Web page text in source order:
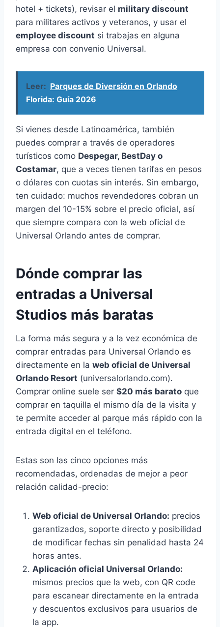
hotel + tickets), revisar el military discount
para militares activos y veteranos, y usar el
employee discount si trabajas en alguna
empresa con convenio Universal.
Leer: Parques de Diversión en Orlando
Florida: Guía 2026
Si vienes desde Latinoamérica, también
puedes comprar a través de operadores
turísticos como Despegar, BestDay o
Costamar, que a veces tienen tarifas en pesos
o dólares con cuotas sin interés. Sin embargo,
ten cuidado: muchos revendedores cobran un
margen del 10-15% sobre el precio oficial, así
que siempre compara con la web oficial de
Universal Orlando antes de comprar.
Dónde comprar las
entradas a Universal
Studios más baratas
La forma más segura y a la vez económica de
comprar entradas para Universal Orlando es
directamente en la web oficial de Universal
Orlando Resort (universalorlando.com).
Comprar online suele ser $20 más barato que
comprar en taquilla el mismo día de la visita y
te permite acceder al parque más rápido con la
entrada digital en el teléfono.
Estas son las cinco opciones más
recomendadas, ordenadas de mejor a peor
relación calidad-precio:
Web oficial de Universal Orlando: precios
garantizados, soporte directo y posibilidad
de modificar fechas sin penalidad hasta 24
horas antes.
Aplicación oficial Universal Orlando:
mismos precios que la web, con QR code
para escanear directamente en la entrada
y descuentos exclusivos para usuarios de
la app.